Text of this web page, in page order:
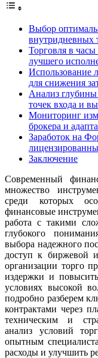
Выбор
внутридневных
Торговля в
лучшего
Использование
для снижения
Анализ
точек входа и
Мониторинг
брокера и
Заработок на
Заключение
Современный
множество
среди которых
финансовые
работа с такими
глубокого
выбора надежного
доступ к биржевой
организации торго
издержки и
условиях высокой
подробно разберем
контрактами через
техническим и
анализ условий
опытным
расходы и улучшить